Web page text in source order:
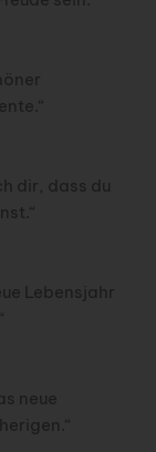
dir, dass du
Lebensjahr
neue